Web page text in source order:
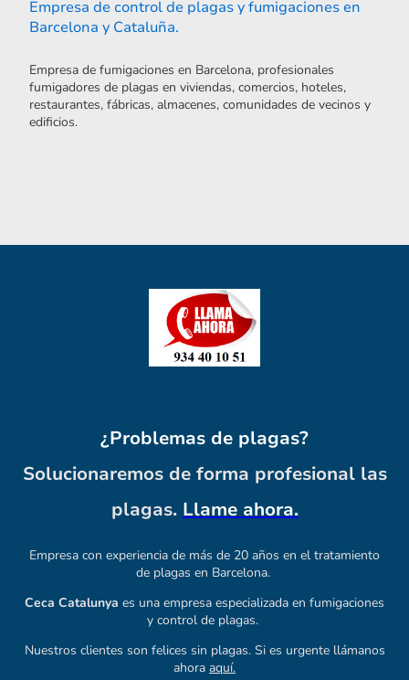
Empresa de control de plagas y fumigaciones en
Barcelona y Cataluña.
Empresa de fumigaciones en Barcelona, profesionales
fumigadores de plagas en viviendas, comercios, hoteles,
restaurantes, fábricas, almacenes, comunidades de vecinos y
edificios.
¿Problemas de plagas?
Solucionaremos de forma profesional las
plagas. Llame ahora.
Empresa con experiencia de más de 20 años en el tratamiento
de plagas en Barcelona.
Ceca Catalunya es una empresa especializada en fumigaciones
y control de plagas.
Nuestros clientes son felices sin plagas. Si es urgente llámanos
ahora aquí.